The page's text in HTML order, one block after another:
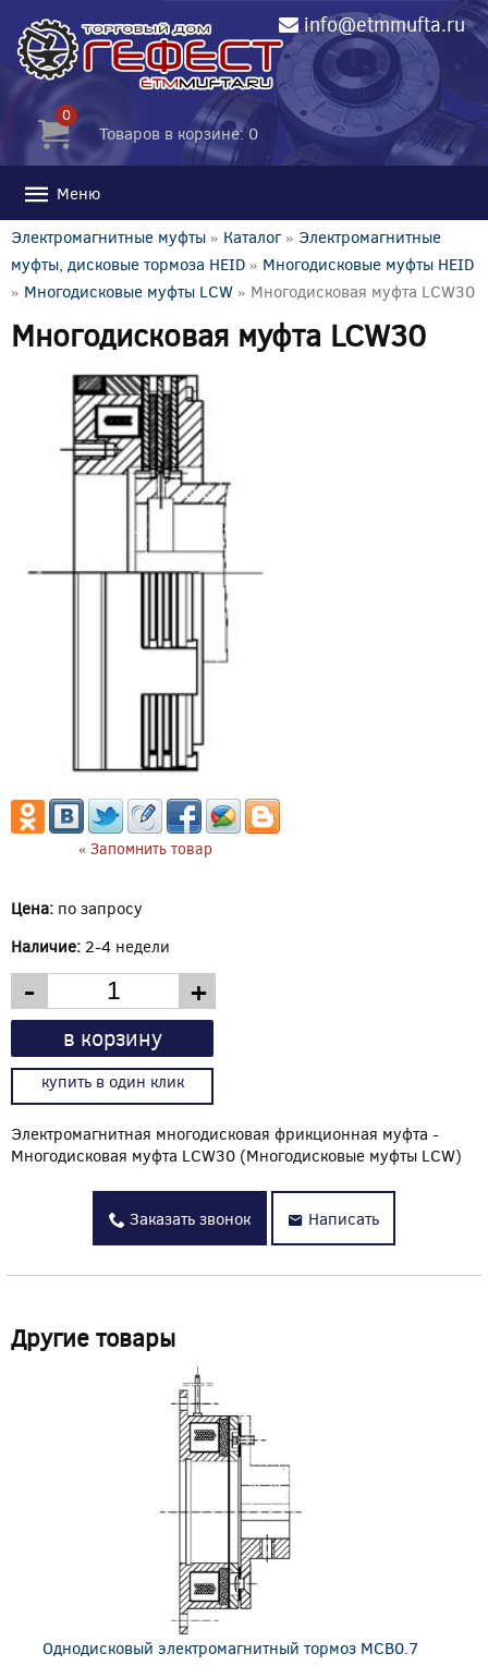
info@etmmufta.ru
0
Товаров в корзине: 0
Меню
Электромагнитные муфты » Каталог» Электромагнитные
муфты, дисковые тормоза HEID » Многодисковые муфты HEID
» Многодисковые муфты LCW » Многодисковая муфта LCW30
Многодисковая муфта LCW30
« Запомнить товар
Цена: по запросу
Наличие: 2-4 недели
- +
в корзину
купить в один клик
Электромагнитная многодисковая фрикционная муфта -
Многодисковая муфта LCW30 (Многодисковые муфты LCW)
Заказать звонок Написать
Другие товары
Однодисковый электромагнитный тормоз MCB0.7